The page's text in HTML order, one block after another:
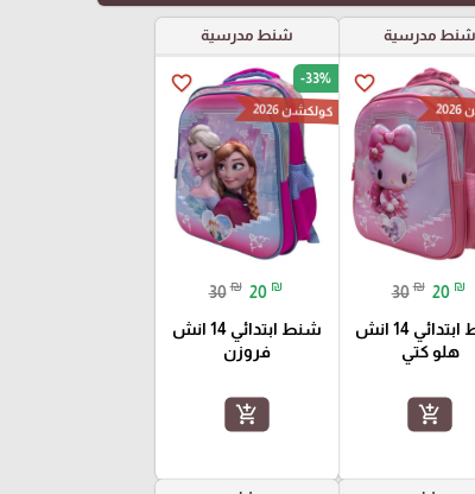
شنط مدرسية
favorite_border
30 ₪ 20 ₪
شنط ابتدائي 14 انش
هلو كتي
add_shopping_cart
شنط مدرسية
favorite_border -33%
كولكشن 2026
30 ₪ 20 ₪
شنط ابتدائي 14 انش
فروزن
add_shopping_cart